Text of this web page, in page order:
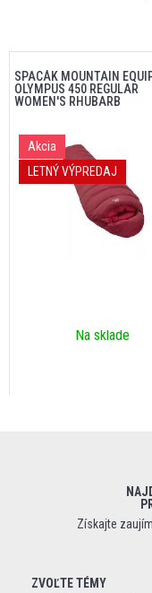
SPACÁK MOUNTAIN
OLYMPUS 450 REGULAR
WOMEN'S RHUBARB
Akcia
LETNÝ VÝPREDAJ
Na sklade
Získajte
ZVOĽTE TÉMY